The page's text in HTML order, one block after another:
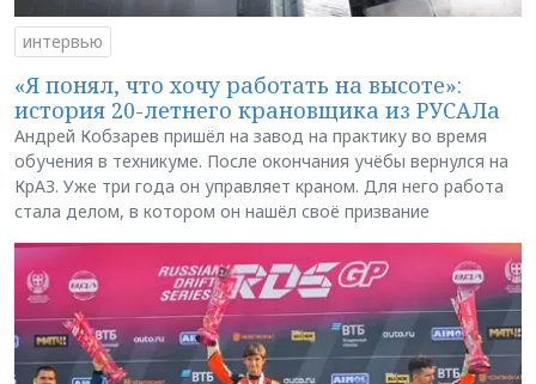
интервью
«Я понял, что хочу работать на высоте»:
история 20-летнего крановщика из РУСАЛа
Андрей Кобзарев пришёл на завод на практику во время
обучения в техникуме. После окончания учёбы вернулся на
КрАЗ. Уже три года он управляет краном. Для него работа
стала делом, в котором он нашёл своё призвание